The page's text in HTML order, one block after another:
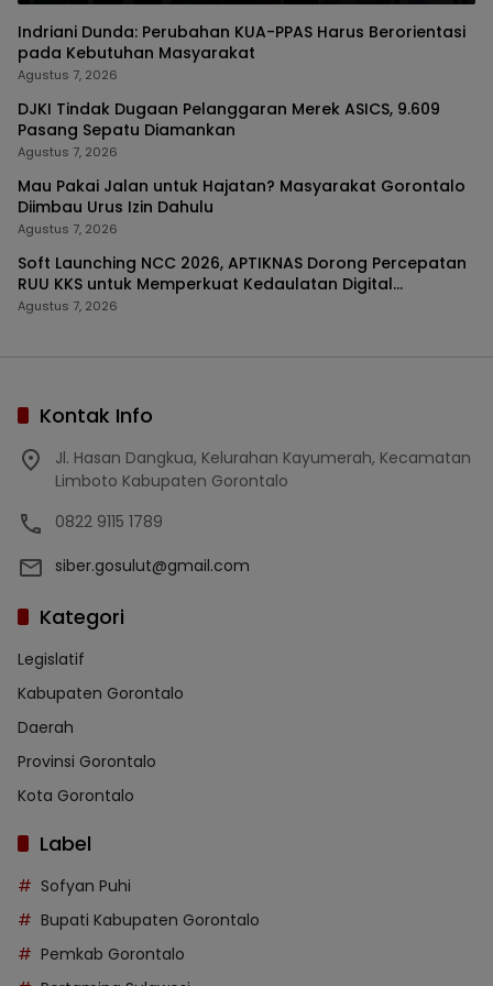
Indriani Dunda: Perubahan KUA-PPAS Harus Berorientasi
pada Kebutuhan Masyarakat
Agustus 7, 2026
DJKI Tindak Dugaan Pelanggaran Merek ASICS, 9.609
Pasang Sepatu Diamankan
Agustus 7, 2026
Mau Pakai Jalan untuk Hajatan? Masyarakat Gorontalo
Diimbau Urus Izin Dahulu
Agustus 7, 2026
Soft Launching NCC 2026, APTIKNAS Dorong Percepatan
RUU KKS untuk Memperkuat Kedaulatan Digital
Indonesia
Agustus 7, 2026
Kontak Info
Jl. Hasan Dangkua, Kelurahan Kayumerah, Kecamatan
Limboto Kabupaten Gorontalo
0822 9115 1789
siber.gosulut@gmail.com
Kategori
Legislatif
Kabupaten Gorontalo
Daerah
Provinsi Gorontalo
Kota Gorontalo
Label
Sofyan Puhi
Bupati Kabupaten Gorontalo
Pemkab Gorontalo